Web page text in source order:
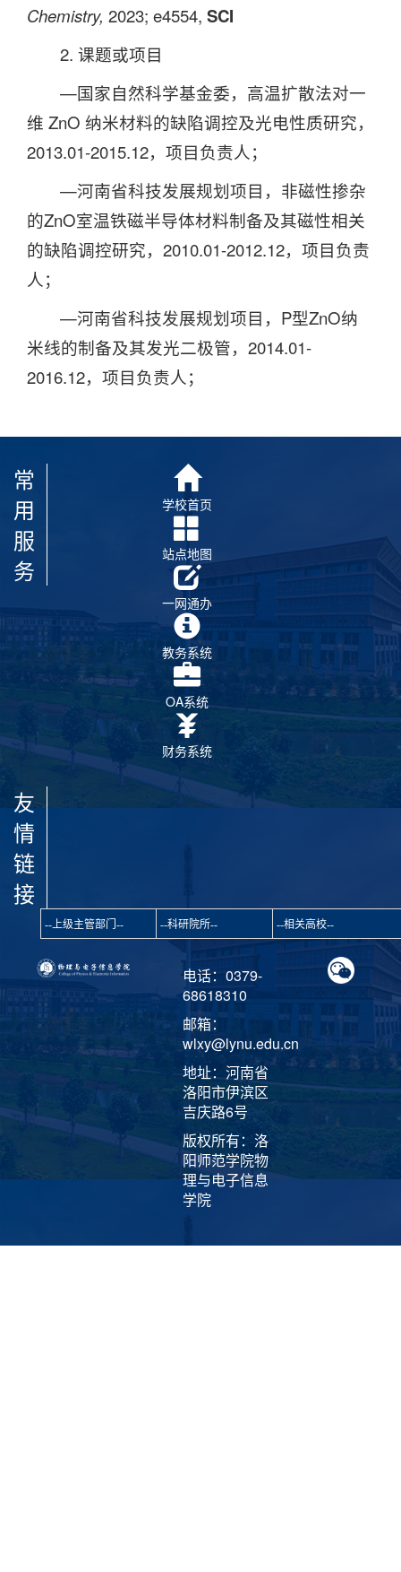
Chemistry, 2023; e4554, SCI
2. 课题或项目
—国家自然科学基金委，高温扩散法对一
维 ZnO 纳米材料的缺陷调控及光电性质研究，
2013.01-2015.12，项目负责人；
—河南省科技发展规划项目，非磁性掺杂
的ZnO室温铁磁半导体材料制备及其磁性相关
的缺陷调控研究，2010.01-2012.12，项目负责
人；
—河南省科技发展规划项目，P型ZnO纳
米线的制备及其发光二极管，2014.01-
2016.12，项目负责人；
常
用
服
务
学校首页
站点地图
一网通办
教务系统
OA系统
财务系统
友
情
链
接
电话：0379-
68618310
邮箱：
wlxy@lynu.edu.cn
地址：河南省
洛阳市伊滨区
吉庆路6号
版权所有：洛
阳师范学院物
理与电子信息
学院